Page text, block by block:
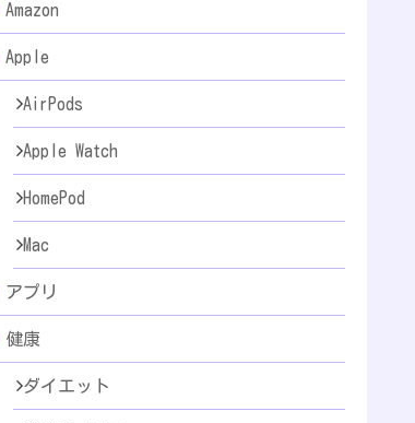
Amazon
Apple
AirPods
Apple Watch
HomePod
Mac
アプリ
健康
ダイエット